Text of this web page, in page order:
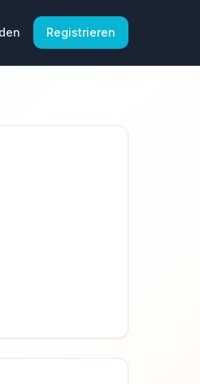
Registrieren